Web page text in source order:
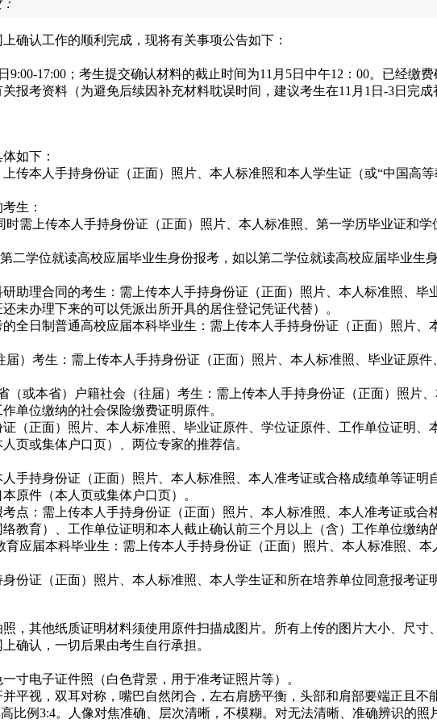
确认工作的顺利完成，现将有关事项公告如下：
9:00-17:00；考生提交确认材料的截止时间为11月5日中午12：00。已经缴
报考资料（为避免后续因补充材料耽误时间，建议考生在11月1日-3日完
如下：
传本人手持身份证（正面）照片、本人标准照和本人学生证（或“中国高
生：
时需上传本人手持身份证（正面）照片、本人标准照、第一学历毕业证和
二学位就读高校应届毕业生身份报考，如以第二学位就读高校应届毕业生
助理合同的考生：需上传本人手持身份证（正面）照片、本人标准照、
未办理下来的可以凭派出所开具的居住登记凭证代替）。
全日制普通高校应届本科毕业生：需上传本人手持身份证（正面）照片
）考生：需上传本人手持身份证（正面）照片、本人标准照、毕业证原
（或本省）户籍社会（往届）考生：需上传本人手持身份证（正面）照片
单位缴纳的社会保险缴费证明原件。
（正面）照片、本人标准照、毕业证原件、学位证原件、工作单位证明
页或集体户口页）、两位专家的推荐信。
手持身份证（正面）照片、本人标准照、本人准考证或合格成绩单等证
原件（本人页或集体户口页）。
点：需上传本人手持身份证（正面）照片、本人标准照、本人准考证或
教育）、工作单位证明和本人截止确认前三个月以上（含）工作单位缴纳
应届本科毕业生：需上传本人手持身份证（正面）照片、本人标准照、
份证（正面）照片、本人标准照、本人学生证和所在培养单位同意报考证
，其他纸质证明材料须使用原件扫描成图片。所有上传的图片大小、尺
确认，一切后果由考生自行承担。
寸电子证件照（白色背景，用于准考证照片等）。
平视，双耳对称，嘴巴自然闭合，左右肩膀平衡，头部和肩部要端正且不
比例3:4。人像对焦准确、层次清晰，不模糊。对无法清晰、准确辨识的照